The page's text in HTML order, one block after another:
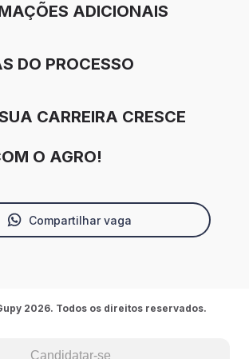
ADICIONAIS
DO PROCESSO
CARREIRA CRESCE
O AGRO!
Compartilhar vaga
Candidatar-se
2026. Todos os direitos reservados.